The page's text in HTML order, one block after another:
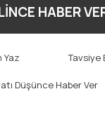
HABER
Yaz Tavsiye
Düşünce Haber Ver